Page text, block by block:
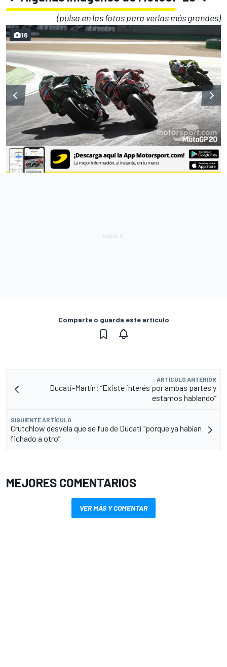
(pulsa en las fotos para verlas más grandes)
16
Comparte o guarda este artículo
ARTÍCULO ANTERIOR
Ducati-Martín: “Existe interés por ambas partes y
estamos hablando”
SIGUIENTE ARTÍCULO
Crutchlow desvela que se fue de Ducati “porque ya habían
fichado a otro”
MEJORES COMENTARIOS
VER MÁS Y COMENTAR